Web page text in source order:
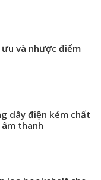
và nhược điểm
dây điện kém chất
thanh